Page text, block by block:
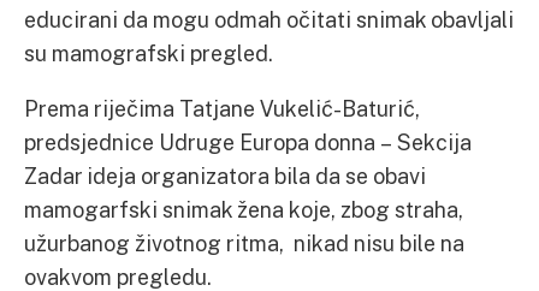
educirani da mogu odmah očitati snimak obavljali
su mamografski pregled.
Prema riječima Tatjane Vukelić-Baturić,
predsjednice Udruge Europa donna – Sekcija
Zadar ideja organizatora bila da se obavi
mamogarfski snimak žena koje, zbog straha,
užurbanog životnog ritma, nikad nisu bile na
ovakvom pregledu.